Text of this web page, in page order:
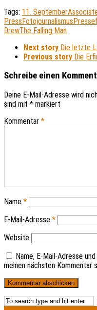
Tags: 11. September
PressFotojournalismus
DrewThe Falling Man
Next story Die letzte
Previous story Die
Schreibe einen
Deine E-Mail-Adresse wird
sind mit * markiert
Kommentar *
Name *
E-Mail-Adresse *
Website
Name, E-Mail-Adresse
meinen nächsten Kommentar